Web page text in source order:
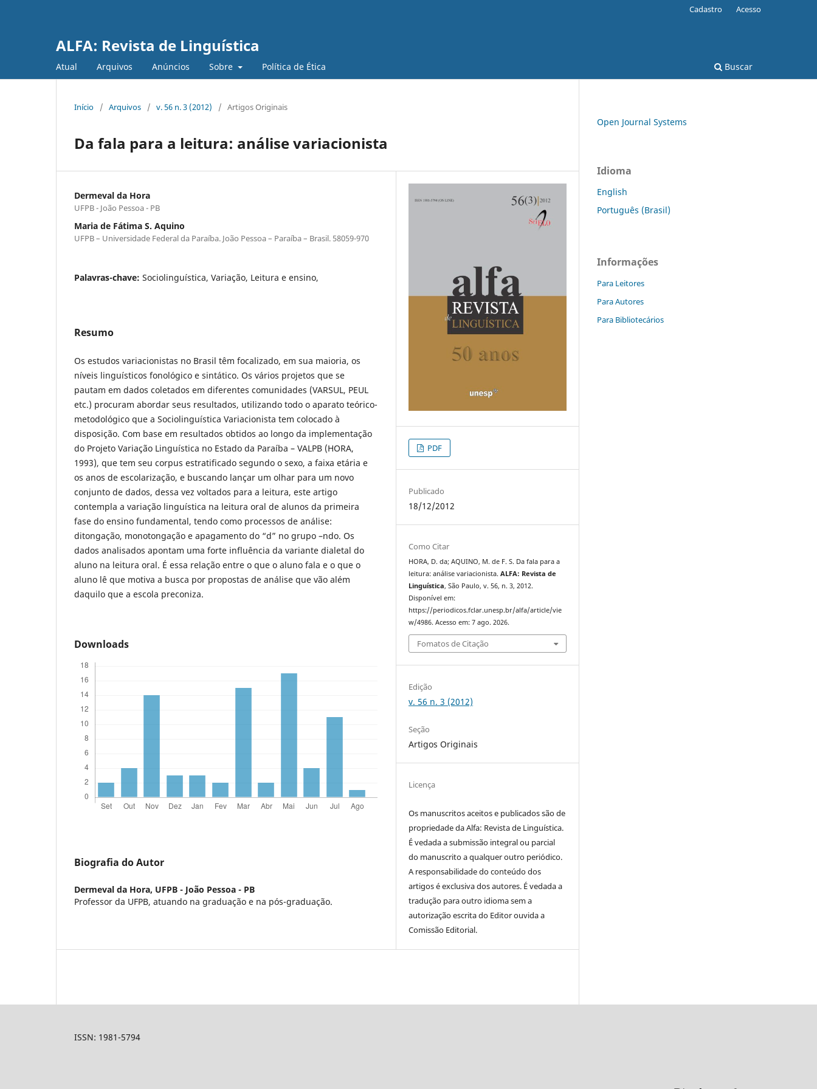
ALFA: Revista de Linguística
Atual Arquivos Anúncios Sobre Política de Ética Buscar
Cadastro Acesso
Início / Arquivos / v. 56 n. 3 (2012) / Artigos Originais
Da fala para a leitura: análise variacionista
Dermeval da Hora
UFPB - João Pessoa - PB
Maria de Fátima S. Aquino
UFPB – Universidade Federal da Paraíba. João Pessoa – Paraíba – Brasil. 58059-970
Palavras-chave: Sociolinguística, Variação, Leitura e ensino,
Resumo
Os estudos variacionistas no Brasil têm focalizado, em sua maioria, os
níveis linguísticos fonológico e sintático. Os vários projetos que se
pautam em dados coletados em diferentes comunidades (VARSUL, PEUL
etc.) procuram abordar seus resultados, utilizando todo o aparato teórico-
metodológico que a Sociolinguística Variacionista tem colocado à
disposição. Com base em resultados obtidos ao longo da implementação
do Projeto Variação Linguística no Estado da Paraíba – VALPB (HORA,
1993), que tem seu corpus estratificado segundo o sexo, a faixa etária e
os anos de escolarização, e buscando lançar um olhar para um novo
conjunto de dados, dessa vez voltados para a leitura, este artigo
contempla a variação linguística na leitura oral de alunos da primeira
fase do ensino fundamental, tendo como processos de análise:
ditongação, monotongação e apagamento do “d” no grupo –ndo. Os
dados analisados apontam uma forte influência da variante dialetal do
aluno na leitura oral. É essa relação entre o que o aluno fala e o que o
aluno lê que motiva a busca por propostas de análise que vão além
daquilo que a escola preconiza.
Downloads
Biografia do Autor
Dermeval da Hora, UFPB - João Pessoa - PB
Professor da UFPB, atuando na graduação e na pós-graduação.
PDF
Publicado
18/12/2012
Como Citar
HORA, D. da; AQUINO, M. de F. S. Da fala para a
leitura: análise variacionista.ALFA: Revista de
Linguística, São Paulo, v. 56, n. 3, 2012.
Disponível em:
https://periodicos.fclar.unesp.br/alfa/article/vie
w/4986. Acesso em: 7 ago. 2026.
Fomatos de Citação
Edição
v. 56 n. 3 (2012)
Seção
Artigos Originais
Licença
Os manuscritos aceitos e publicados são de
propriedade da Alfa: Revista de Linguística.
É vedada a submissão integral ou parcial
do manuscrito a qualquer outro periódico.
A responsabilidade do conteúdo dos
artigos é exclusiva dos autores. É vedada a
tradução para outro idioma sem a
autorização escrita do Editor ouvida a
Comissão Editorial.
Open Journal Systems
Idioma
English
Português (Brasil)
Informações
Para Leitores
Para Autores
Para Bibliotecários
ISSN: 1981-5794